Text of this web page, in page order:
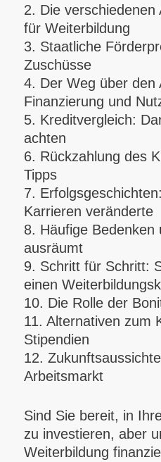
2. Die verschiedenen
für Weiterbildung
3. Staatliche
Zuschüsse
4. Der Weg über den
Finanzierung und
5. Kreditvergleich:
achten
6. Rückzahlung des
Tipps
7.
Karrieren veränderte
8. Häufige Bedenken
ausräumt
9. Schritt für Schritt:
einen
10. Die Rolle der
11. Alternativen zum
Stipendien
12.
Arbeitsmarkt
Sind Sie bereit, in
zu investieren, aber
Weiterbildung